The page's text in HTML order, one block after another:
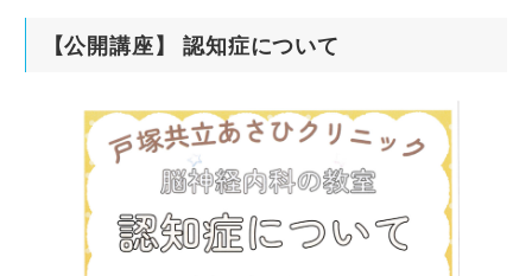
【公開講座】 認知症について